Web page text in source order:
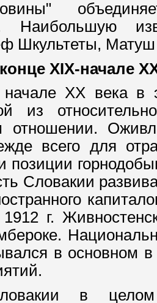
Наибольшую
Шкультеты,
XIX-начале
XX века в
из
отношении.
всего для
позиции
Словакии
г.
в основном
в